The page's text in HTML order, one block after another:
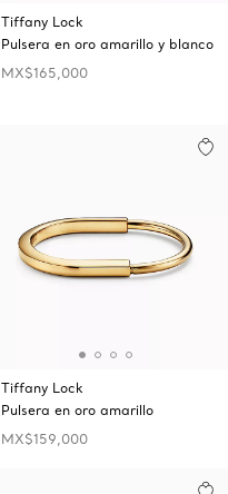
Tiffany Lock
Pulsera en oro amarillo y blanco
MX$165,000
Tiffany Lock
Pulsera en oro amarillo
MX$159,000